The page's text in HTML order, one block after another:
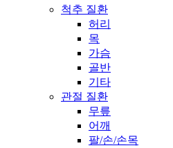
척추 질환
허리
목
가슴
골반
기타
관절 질환
무릎
어깨
팔/손/손목